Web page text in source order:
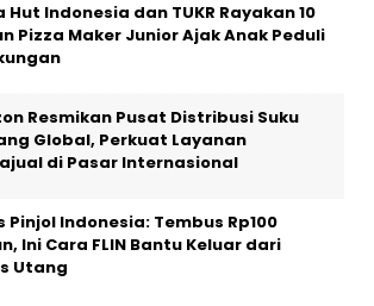
Hut Indonesia dan TUKR Rayakan 10
Pizza Maker Junior Ajak Anak Peduli
Resmikan Pusat Distribusi Suku
Global, Perkuat Layanan
di Pasar Internasional
Pinjol Indonesia: Tembus Rp100
Ini Cara FLIN Bantu Keluar dari
Utang